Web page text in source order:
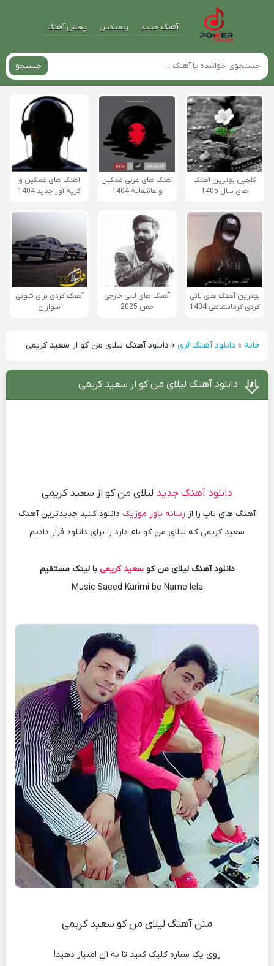
آهنگ جدید ریمیکس پخش آهنگ
جستجو
گلچین بهترین آهنگ
های سال 1405
آهنگ های عربی غمگین
و عاشقانه 1404
آهنگ های غمگین و
گریه آور جدید 1404
بهترین آهنگ های لاتی
کردی کرمانشاهی 1404
آهنگ های لاتی خارجی
خفن 2025
آهنگ کردی برای شوتی
سواران
خانه» دانلود آهنگ لری » دانلود آهنگ لیلای من کو از سعید کریمی
دانلود آهنگ لیلای من کو از سعید کریمی
دانلود آهنگ جدید لیلای من کو از سعید کریمی
آهنگ های تاپ را از رسانه پاور موزیک دانلود کنید جدیدترین آهنگ
سعید کریمی که لیلای من کو نام دارد را برای دانلود قرار دادیم
دانلود آهنگ لیلای من کوسعید کریمی با لینک مستقیم
Music Saeed Karimi be Name lela
متن آهنگ لیلای من کو سعید کریمی
روی یک ستاره کلیک کنید تا به آن امتیاز دهید!